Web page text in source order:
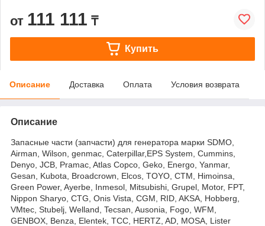
от 111 111 ₸
Купить
Описание Доставка Оплата Условия возврата
Описание
Запасные части (запчасти) для генератора марки SDMO,
Airman, Wilson, genmac, Caterpillar,EPS System, Cummins,
Denyo, JCB, Pramac, Atlas Copco, Geko, Energo, Yanmar,
Gesan, Kubota, Broadcrown, Elcos, TOYO, CTM, Himoinsa,
Green Power, Ayerbe, Inmesol, Mitsubishi, Grupel, Motor, FPT,
Nippon Sharyo, CTG, Onis Vista, CGM, RID, AKSA, Hobberg,
VMtec, Stubelj, Welland, Tecsan, Ausonia, Fogo, WFM,
GENBOX, Benza, Elentek, TCC, HERTZ, AD, MOSA, Lister